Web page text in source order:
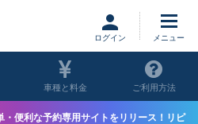
ログイン
車種と料金 ご利用方法
便利な予約専用サイトをリリース！リピ